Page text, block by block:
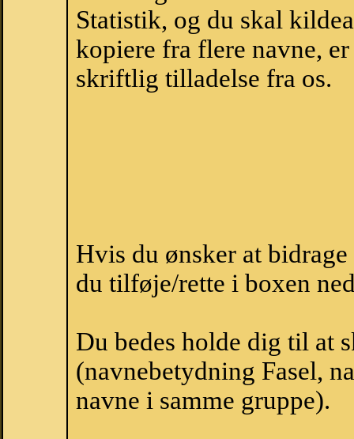
Statistik, og du skal
kopiere fra flere navne,
skriftlig tilladelse fra os.
Hvis du ønsker at
du tilføje/rette i boxen
Du bedes holde dig til at
(navnebetydning Fasel,
navne i samme gruppe).